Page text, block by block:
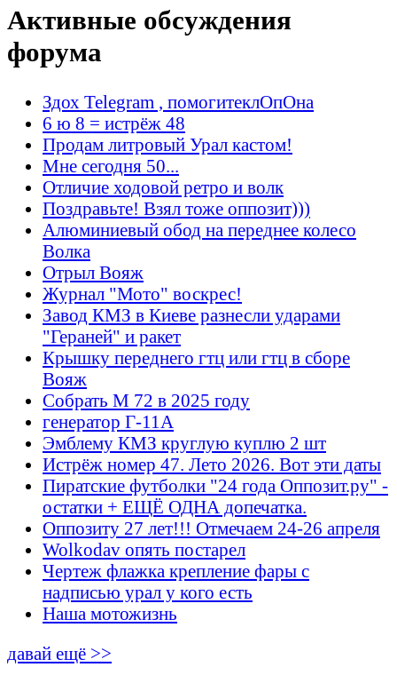
Активные обсуждения
форума
Здох Telegram , помогитеклОпОна
6 ю 8 = истрёж 48
Продам литровый Урал кастом!
Мне сегодня 50...
Отличие ходовой ретро и волк
Поздравьте! Взял тоже оппозит)))
Алюминиевый обод на переднее колесо
Волка
Отрыл Вояж
Журнал "Мото" воскрес!
Завод КМЗ в Киеве разнесли ударами
"Гераней" и ракет
Крышку переднего гтц или гтц в сборе
Вояж
Собрать М 72 в 2025 году
генератор Г-11А
Эмблему КМЗ круглую куплю 2 шт
Истрёж номер 47. Лето 2026. Вот эти даты
Пиратские футболки "24 года Оппозит.ру" -
остатки + ЕЩЁ ОДНА допечатка.
Оппозиту 27 лет!!! Отмечаем 24-26 апреля
Wolkodav опять постарел
Чертеж флажка крепление фары с
надписью урал у кого есть
Наша мотожизнь
давай ещё >>